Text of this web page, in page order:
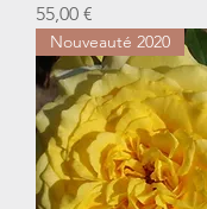
Prix
55,00 €
Nouveauté 2020